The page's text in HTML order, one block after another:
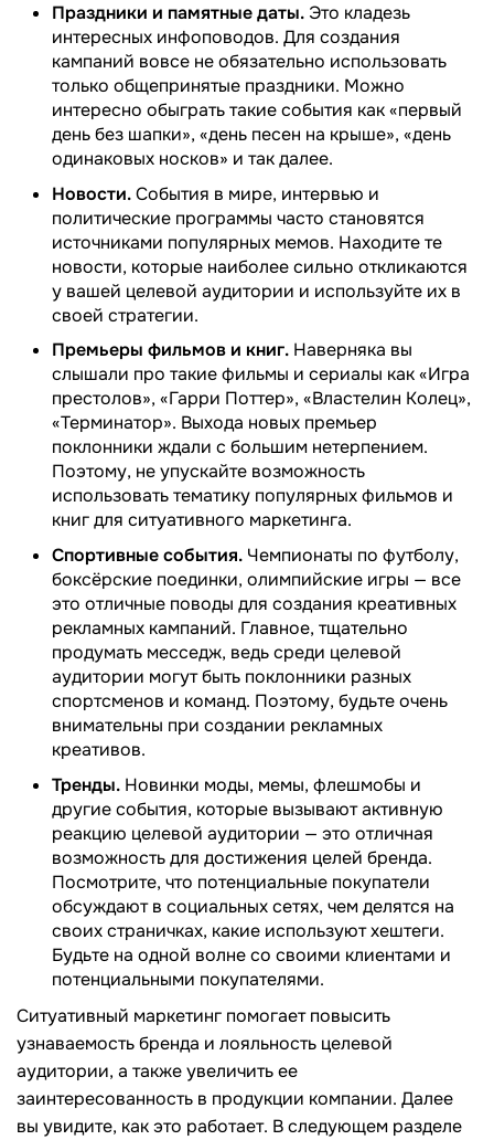
Праздники и памятные даты. Это кладезь
интересных инфоповодов. Для создания
кампаний вовсе не обязательно использовать
только общепринятые праздники. Можно
интересно обыграть такие события как «первый
день без шапки», «день песен на крыше», «день
одинаковых носков» и так далее.
Новости.События в мире, интервью и
политические программы часто становятся
источниками популярных мемов. Находите те
новости, которые наиболее сильно откликаются
у вашей целевой аудитории и используйте их в
своей стратегии.
Премьеры фильмов и книг. Наверняка вы
слышали про такие фильмы и сериалы как «Игра
престолов», «Гарри Поттер», «Властелин Колец»,
«Терминатор». Выхода новых премьер
поклонники ждали с большим нетерпением.
Поэтому, не упускайте возможность
использовать тематику популярных фильмов и
книг для ситуативного маркетинга.
Спортивные события. Чемпионаты по футболу,
боксёрские поединки, олимпийские игры — все
это отличные поводы для создания креативных
рекламных кампаний. Главное, тщательно
продумать месседж, ведь среди целевой
аудитории могут быть поклонники разных
спортсменов и команд. Поэтому, будьте очень
внимательны при создании рекламных
креативов.
Тренды. Новинки моды, мемы, флешмобы и
другие события, которые вызывают активную
реакцию целевой аудитории — это отличная
возможность для достижения целей бренда.
Посмотрите, что потенциальные покупатели
обсуждают в социальных сетях, чем делятся на
своих страничках, какие используют хештеги.
Будьте на одной волне со своими клиентами и
потенциальными покупателями.
Ситуативный маркетинг помогает повысить
узнаваемость бренда и лояльность целевой
аудитории, а также увеличить ее
заинтересованность в продукции компании. Далее
вы увидите, как это работает. В следующем разделе